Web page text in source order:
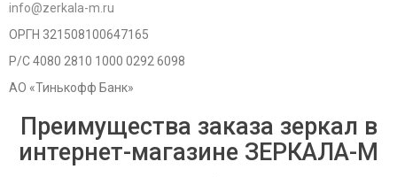
info@zerkala-m.ru
ОРГН 321508100647165
Р/С 4080 2810 1000 0292 6098
АО «Тинькофф Банк»
Преимущества заказа зеркал в
интернет-магазине ЗЕРКАЛА-M